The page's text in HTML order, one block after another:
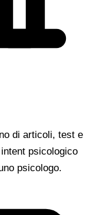
di articoli, test e
psicologico
psicologo.